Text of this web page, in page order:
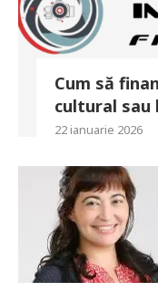
Cum să
cultural sau
22 ianuarie 2026